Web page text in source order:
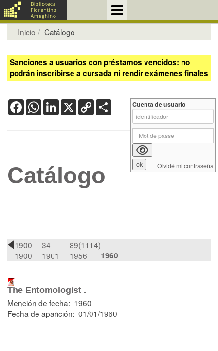
Inicio Catálogo
Sanciones a usuarios con préstamos vencidos: no
podrán inscribirse a cursada ni rendir exámenes finales
FacebookWhatsApp
LinkedIn
X Copy
Link
Catálogo
1900
1900
34
1901
89(1114)
1956
1960
The Entomologist .
Mención de fecha: 1960
Fecha de aparición: 01/01/1960
Cuenta de usuario
Olvidé mi contraseña